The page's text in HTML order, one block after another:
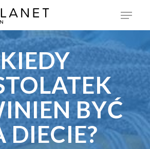
KIEDY
BYĆ
DIECIE?